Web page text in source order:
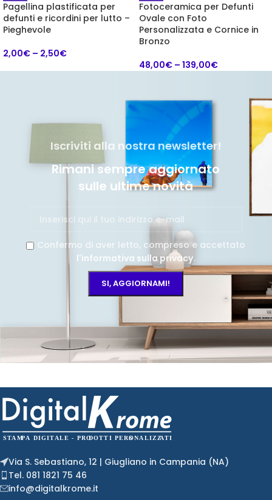
Pagellina plastificata per
defunti e ricordini per lutto –
Pieghevole
2,00€ – 2,50€
Fotoceramica per Defunti
Ovale con Foto
Personalizzata e Cornice in
Bronzo
48,00€ – 139,00€
Iscriviti alla nostra newsletter!
Rimani sempre aggiornato
sulle ultime novità
Confermo di aver letto, compreso e accettato
l'informativa sulla privacy.
Via S. Sebastiano, 12 | Giugliano in Campania (NA)
Tel. 081 1821 75 46
info@digitalkrome.it